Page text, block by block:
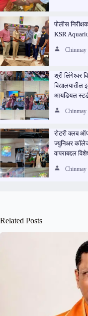
पोलीस
KSR
Chinmay
श्री लिंगेश्वर
विद्यालयातील
आयडियल
Chinmay
रोटरी क्लब
ज्युनिअर कॉलेज
वापराबद्दल
Chinmay
Related Posts